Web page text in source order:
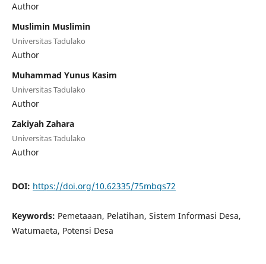
Author
Muslimin Muslimin
Universitas Tadulako
Author
Muhammad Yunus Kasim
Universitas Tadulako
Author
Zakiyah Zahara
Universitas Tadulako
Author
DOI: https://doi.org/10.62335/75mbqs72
Keywords: Pemetaaan, Pelatihan, Sistem Informasi Desa,
Watumaeta, Potensi Desa